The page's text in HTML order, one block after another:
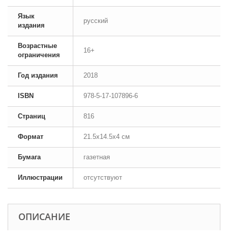
Язык
издания
русский
Возрастные
ограничения
16+
Год издания 2018
ISBN 978-5-17-107896-6
Страниц 816
Формат 21.5x14.5x4 см
Бумага газетная
Иллюстрации отсутствуют
ОПИСАНИЕ